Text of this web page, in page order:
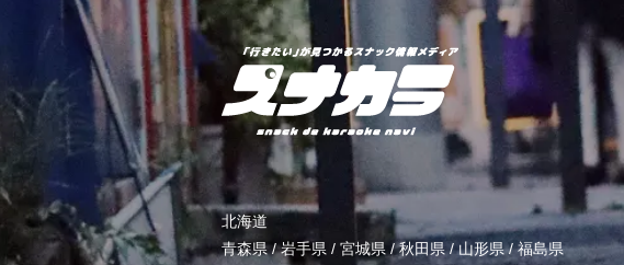
北海道
青森県/岩手県 / 宮城県 /秋田県 /山形県/福島県